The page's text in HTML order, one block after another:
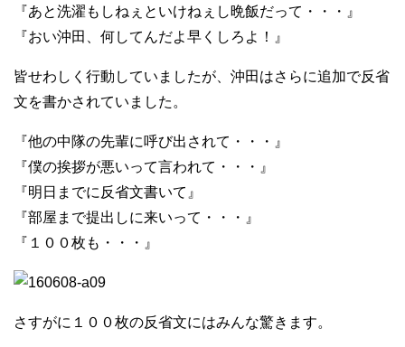
『あと洗濯もしねぇといけねぇし晩飯だって・・・』
『おい沖田、何してんだよ早くしろよ！』
皆せわしく行動していましたが、沖田はさらに追加で反省
文を書かされていました。
『他の中隊の先輩に呼び出されて・・・』
『僕の挨拶が悪いって言われて・・・』
『明日までに反省文書いて』
『部屋まで提出しに来いって・・・』
『１００枚も・・・』
さすがに１００枚の反省文にはみんな驚きます。